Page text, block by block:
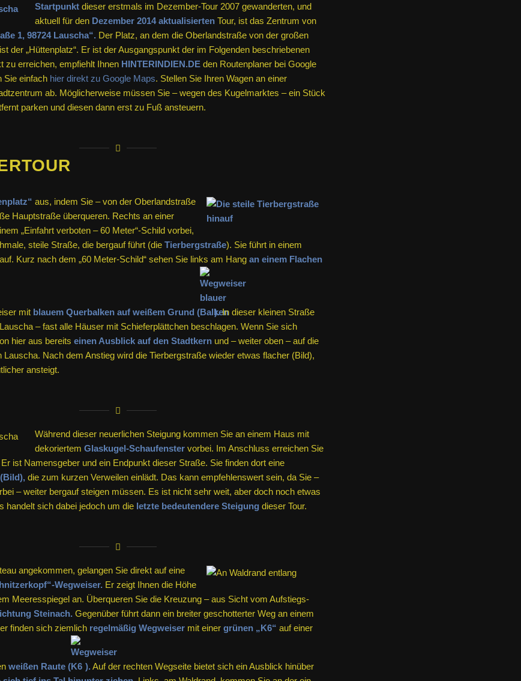
Startpunktdieser erstmals im Dezember-Tour 2007 gewanderten, und
aktuell für den Dezember 2014 aktualisiertenTour, ist das Zentrum von
1, 98724 Lauscha“. Der Platz, an dem die Oberlandstraße von der großen
der „Hüttenplatz“. Er ist der Ausgangspunkt der im Folgenden beschriebenen
zu erreichen, empfiehlt Ihnen HINTERINDIEN.DEden Routenplaner bei Google
Sie einfach hier direkt zu Google Maps. Stellen Sie Ihren Wagen an einer
ab. Möglicherweise müssen Sie – wegen des Kugelmarktes – ein Stück
parken und diesen dann erst zu Fuß ansteuern.
aus, indem Sie – von der Oberlandstraße
Hauptstraße überqueren. Rechts an einer
„Einfahrt verboten – 60 Meter“-Schild vorbei,
steile Straße, die bergauf führt (dieTierbergstraße). Sie führt in einem
Kurz nach dem „60 Meter-Schild“ sehen Sie links am Hang an einem Flachen
mit blauem Querbalken auf weißem Grund ( ).In dieser kleinen Straße
– fast alle Häuser mit Schieferplättchen beschlagen. Wenn Sie sich
hier aus bereits einen Ausblick auf den Stadtkernund – weiter oben – auf die
Lauscha. Nach dem Anstieg wird die Tierbergstraße wieder etwas flacher (Bild),
ansteigt.
Während dieser neuerlichen Steigung kommen Sie an einem Haus mit
dekoriertem Glaskugel-Schaufenstervorbei. Im Anschluss erreichen Sie
Er ist Namensgeber und ein Endpunkt dieser Straße. Sie finden dort eine
die zum kurzen Verweilen einlädt. Das kann empfehlenswert sein, da Sie –
– weiter bergauf steigen müssen. Es ist nicht sehr weit, aber doch noch etwas
handelt sich dabei jedoch um die letzte bedeutendere Steigung dieser Tour.
angekommen, gelangen Sie direkt auf eine
Wegweiser. Er zeigt Ihnen die Höhe
Meeresspiegel an. Überqueren Sie die Kreuzung – aus Sicht vom Aufstiegs-
Steinach. Gegenüber führt dann ein breiter geschotterter Weg an einem
finden sich ziemlich regelmäßig Wegweisermit einer grünen „K6“ auf einer
weißen Raute ( ). Auf der rechten Wegseite bietet sich ein Ausblick hinüber